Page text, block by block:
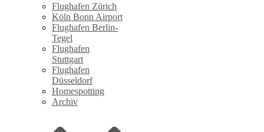
Flughafen Zürich
Köln Bonn Airport
Flughafen Berlin-
Tegel
Flughafen
Stuttgart
Flughafen
Düsseldorf
Homespotting
Archiv